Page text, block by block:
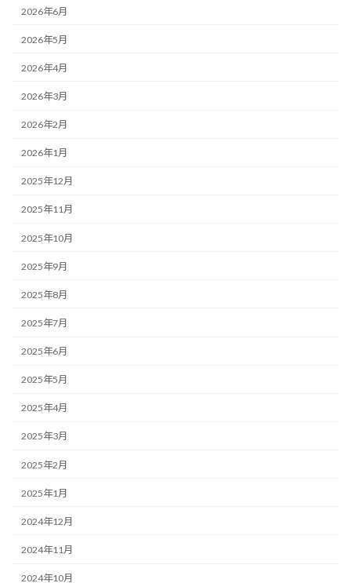
2026年6月
2026年5月
2026年4月
2026年3月
2026年2月
2026年1月
2025年12月
2025年11月
2025年10月
2025年9月
2025年8月
2025年7月
2025年6月
2025年5月
2025年4月
2025年3月
2025年2月
2025年1月
2024年12月
2024年11月
2024年10月